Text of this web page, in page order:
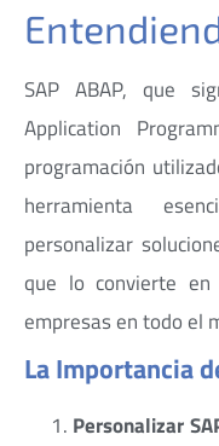
SAP ABAP, que
Application
programación
herramienta
personalizar
que lo convierte
empresas en todo el
La Importancia
Personalizar